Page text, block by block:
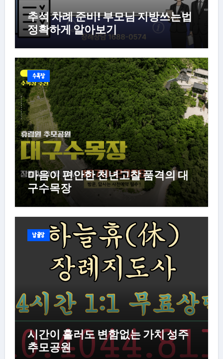
추석 차례 준비! 부모님 지방쓰는법
정확하게 알아보기
수목장
마음이 편안한 천년고찰 품격의 대
구수목장
납골당
시간이 흘러도 변함없는 가치 성주
추모공원